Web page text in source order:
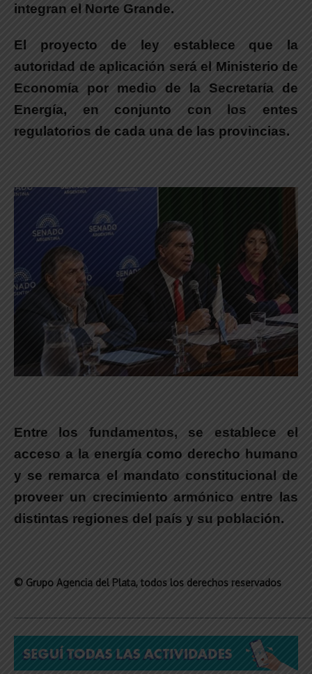
integran el Norte Grande.
El proyecto de ley establece que la
autoridad de aplicación será el Ministerio de
Economía por medio de la Secretaría de
Energía, en conjunto con los entes
regulatorios de cada una de las provincias.
Entre los fundamentos, se establece el
acceso a la energía como derecho humano
y se remarca el mandato constitucional de
proveer un crecimiento armónico entre las
distintas regiones del país y su población.
© Grupo Agencia del Plata, todos los derechos reservados